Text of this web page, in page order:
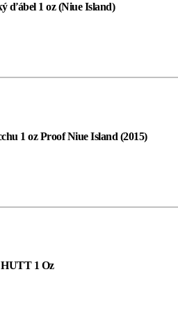
ďábel 1 oz (Niue Island)
1 oz Proof Niue Island (2015)
1 Oz